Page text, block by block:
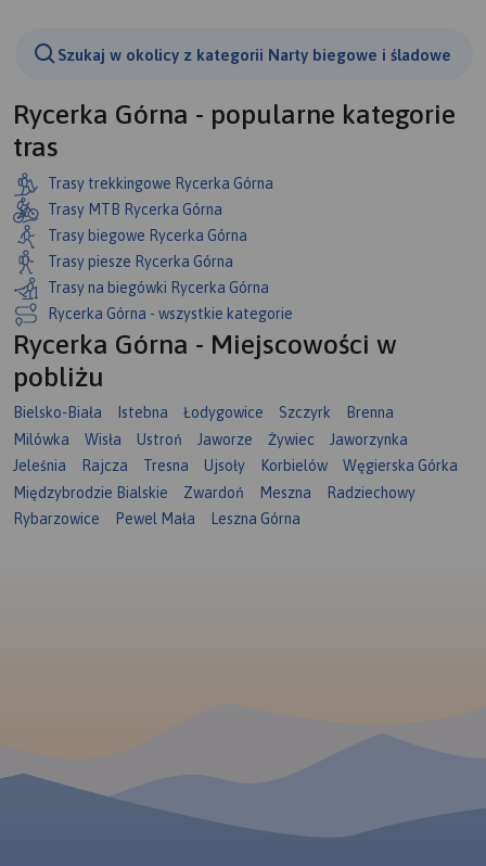
Szukaj w okolicy z kategorii Narty biegowe i śladowe
Rycerka Górna - popularne kategorie
tras
Trasy trekkingowe Rycerka Górna
Trasy MTB Rycerka Górna
Trasy biegowe Rycerka Górna
Trasy piesze Rycerka Górna
Trasy na biegówki Rycerka Górna
Rycerka Górna - wszystkie kategorie
Rycerka Górna - Miejscowości w
pobliżu
Bielsko-Biała Istebna Łodygowice Szczyrk
Brenna
Milówka
Wisła Ustroń Jaworze Żywiec
Jaworzynka
Jeleśnia
Rajcza Tresna Ujsoły Korbielów
Węgierska Górka
Międzybrodzie Bialskie
Zwardoń Meszna
Radziechowy
Rybarzowice
Pewel Mała Leszna Górna